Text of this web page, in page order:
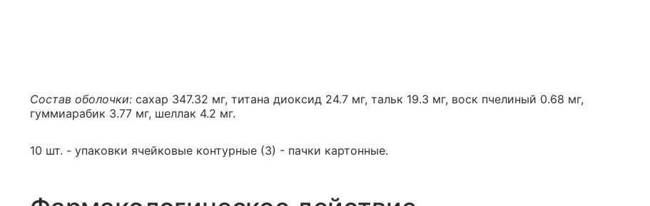
Состав оболочки: сахар 347.32 мг, титана диоксид 24.7 мг, тальк 19.3 мг, воск пчелиный 0.68 мг,
гуммиарабик 3.77 мг, шеллак 4.2 мг.
10 шт. - упаковки ячейковые контурные (3) - пачки картонные.